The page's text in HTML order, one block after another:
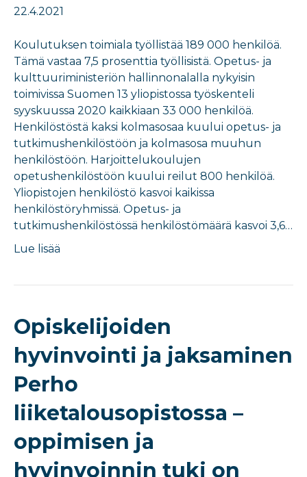
22.4.2021
Koulutuksen toimiala työllistää 189 000 henkilöä.
Tämä vastaa 7,5 prosenttia työllisistä. Opetus- ja
kulttuuriministeriön hallinnonalalla nykyisin
toimivissa Suomen 13 yliopistossa työskenteli
syyskuussa 2020 kaikkiaan 33 000 henkilöä.
Henkilöstöstä kaksi kolmasosaa kuului opetus- ja
tutkimushenkilöstöön ja kolmasosa muuhun
henkilöstöön. Harjoittelukoulujen
opetushenkilöstöön kuului reilut 800 henkilöä.
Yliopistojen henkilöstö kasvoi kaikissa
henkilöstöryhmissä. Opetus- ja
tutkimushenkilöstössä henkilöstömäärä kasvoi 3,6…
Lue lisää
Opiskelijoiden
hyvinvointi ja jaksaminen
Perho
liiketalousopistossa –
oppimisen ja
hyvinvoinnin tuki on